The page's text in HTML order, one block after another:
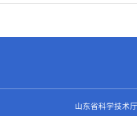
山东省科学技术厅